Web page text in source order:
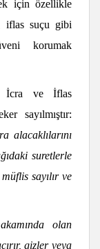
için özellikle
iflas suçu gibi
korumak
İcra ve İflas
sayılmıştır:
alacaklılarını
suretlerle
sayılır ve
olan
gizler veya